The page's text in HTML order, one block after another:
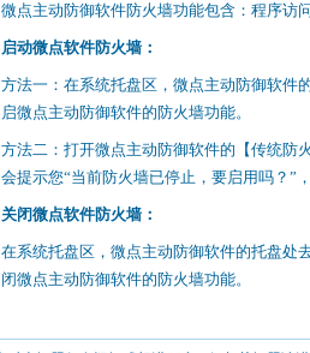
微点主动防御软件防火墙功能包含：程序访
启动微点软件防火墙：
方法一：在系统托盘区，微点主动防御软件
启微点主动防御软件的防火墙功能。
方法二：打开微点主动防御软件的【传统防
会提示您“当前防火墙已停止，要启用吗？”
关闭微点软件防火墙：
在系统托盘区，微点主动防御软件的托盘处
闭微点主动防御软件的防火墙功能。